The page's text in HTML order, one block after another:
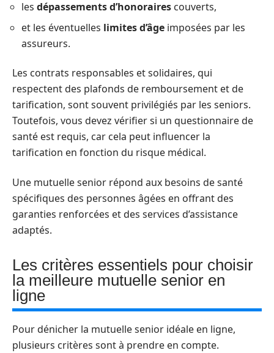
les dépassements d’honoraires couverts,
et les éventuelles limites d’âge imposées par les
assureurs.
Les contrats responsables et solidaires, qui
respectent des plafonds de remboursement et de
tarification, sont souvent privilégiés par les seniors.
Toutefois, vous devez vérifier si un questionnaire de
santé est requis, car cela peut influencer la
tarification en fonction du risque médical.
Une mutuelle senior répond aux besoins de santé
spécifiques des personnes âgées en offrant des
garanties renforcées et des services d’assistance
adaptés.
Les critères essentiels pour choisir
la meilleure mutuelle senior en
ligne
Pour dénicher la mutuelle senior idéale en ligne,
plusieurs critères sont à prendre en compte.